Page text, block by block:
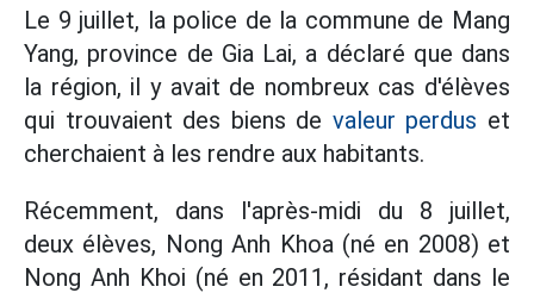
Le 9 juillet, la police de la commune de Mang
Yang, province de Gia Lai, a déclaré que dans
la région, il y avait de nombreux cas d'élèves
qui trouvaient des biens de valeur perdus et
cherchaient à les rendre aux habitants.
Récemment, dans l'après-midi du 8 juillet,
deux élèves, Nong Anh Khoa (né en 2008) et
Nong Anh Khoi (né en 2011, résidant dans le